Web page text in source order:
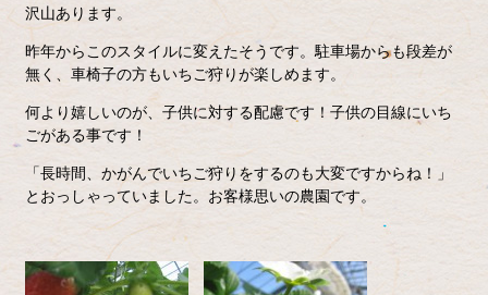
沢山あります。
昨年からこのスタイルに変えたそうです。駐車場からも段差が
無く、車椅子の方もいちご狩りが楽しめます。
何より嬉しいのが、子供に対する配慮です！子供の目線にいち
ごがある事です！
「長時間、かがんでいちご狩りをするのも大変ですからね！」
とおっしゃっていました。お客様思いの農園です。